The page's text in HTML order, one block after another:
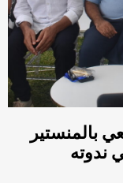
بالمنستير
تفاصيل الدورة 20 في ندوته